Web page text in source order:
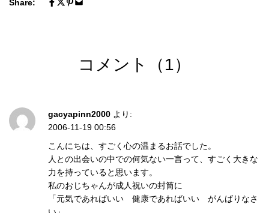
Share:
コメント（1）
gacyapinn2000 より:
2006-11-19 00:56
こんにちは、すごく心の温まるお話でした。
人との出会いの中での何気ない一言って、すごく大きな
力を持っていると思います。
私のおじちゃんが成人祝いの封筒に
「元気であればいい 健康であればいい がんばりなさ